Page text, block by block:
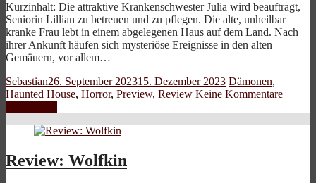
Kurzinhalt: Die attraktive Krankenschwester Julia wird beauftragt,
Seniorin Lillian zu betreuen und zu pflegen. Die alte, unheilbar
kranke Frau lebt in einem abgelegenen Haus auf dem Land. Nach
ihrer Ankunft häufen sich mysteriöse Ereignisse in den alten
Gemäuern, vor allem…
Sebastian26. September 202315. Dezember 2023 Dämonen,
Haunted House, Horror, Preview, Review Keine Kommentare
Review: Wolfkin